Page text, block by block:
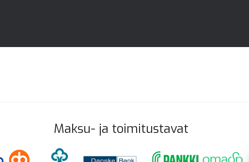
Maksu- ja toimitustavat